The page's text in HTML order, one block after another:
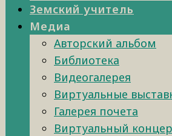
Земский учитель
Медиа
Авторский альбом
Библиотека
Видеогалерея
Виртуальные
Галерея почета
Виртуальный